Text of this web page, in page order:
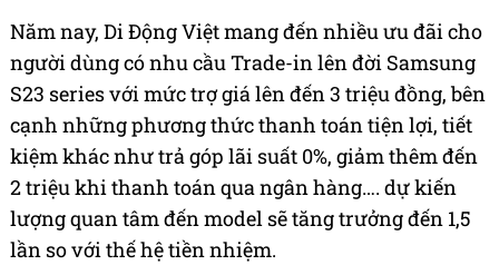
Năm nay, Di Động Việt mang đến nhiều ưu đãi cho
người dùng có nhu cầu Trade-in lên đời Samsung
S23 series với mức trợ giá lên đến 3 triệu đồng, bên
cạnh những phương thức thanh toán tiện lợi, tiết
kiệm khác như trả góp lãi suất 0%, giảm thêm đến
2 triệu khi thanh toán qua ngân hàng…. dự kiến
lượng quan tâm đến model sẽ tăng trưởng đến 1,5
lần so với thế hệ tiền nhiệm.